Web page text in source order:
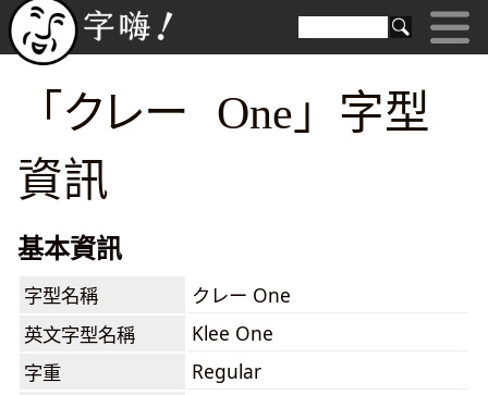
「クレー One」字型
資訊
基本資訊
字型名稱
クレー One
英文字型名稱
Klee One
字重
Regular